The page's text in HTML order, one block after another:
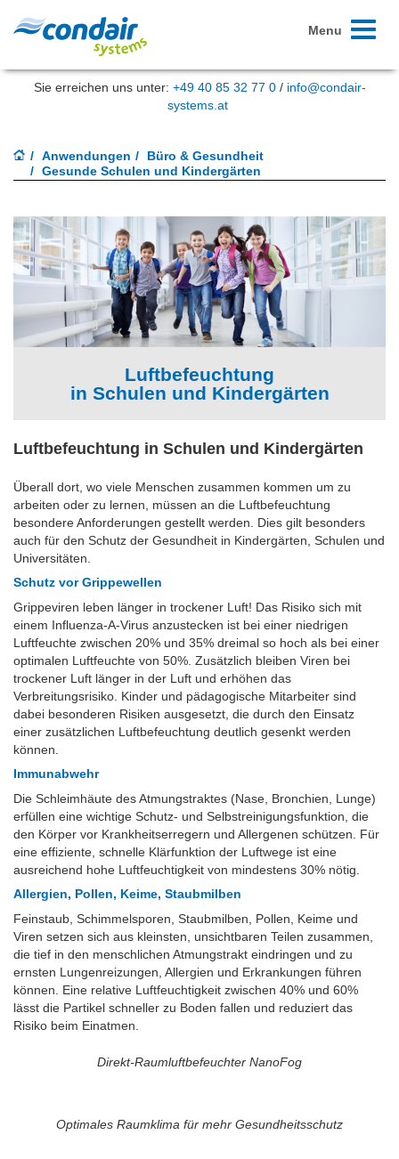
Toggle
Menu
Sie erreichen uns unter: +49 40 85 32 77 0/ info@condair-
systems.at
Anwendungen
Büro & Gesundheit
Gesunde Schulen und Kindergärten
Luftbefeuchtung
in Schulen und Kindergärten
Luftbefeuchtung in Schulen und Kindergärten
Überall dort, wo viele Menschen zusammen kommen um zu
arbeiten oder zu lernen, müssen an die Luftbefeuchtung
besondere Anforderungen gestellt werden. Dies gilt besonders
auch für den Schutz der Gesundheit in Kindergärten, Schulen und
Universitäten.
Schutz vor Grippewellen
Grippeviren leben länger in trockener Luft! Das Risiko sich mit
einem Influenza-A-Virus anzustecken ist bei einer niedrigen
Luftfeuchte zwischen 20% und 35% dreimal so hoch als bei einer
optimalen Luftfeuchte von 50%. Zusätzlich bleiben Viren bei
trockener Luft länger in der Luft und erhöhen das
Verbreitungsrisiko. Kinder und pädagogische Mitarbeiter sind
dabei besonderen Risiken ausgesetzt, die durch den Einsatz
einer zusätzlichen Luftbefeuchtung deutlich gesenkt werden
können.
Immunabwehr
Die Schleimhäute des Atmungstraktes (Nase, Bronchien, Lunge)
erfüllen eine wichtige Schutz- und Selbstreinigungsfunktion, die
den Körper vor Krankheitserregern und Allergenen schützen. Für
eine effiziente, schnelle Klärfunktion der Luftwege ist eine
ausreichend hohe Luftfeuchtigkeit von mindestens 30% nötig.
Allergien, Pollen, Keime, Staubmilben
Feinstaub, Schimmelsporen, Staubmilben, Pollen, Keime und
Viren setzen sich aus kleinsten, unsichtbaren Teilen zusammen,
die tief in den menschlichen Atmungstrakt eindringen und zu
ernsten Lungenreizungen, Allergien und Erkrankungen führen
können. Eine relative Luftfeuchtigkeit zwischen 40% und 60%
lässt die Partikel schneller zu Boden fallen und reduziert das
Risiko beim Einatmen.
Direkt-Raumluftbefeuchter NanoFog
Optimales Raumklima für mehr Gesundheitsschutz